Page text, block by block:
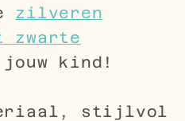
zilveren
zwarte
kind!
stijlvol